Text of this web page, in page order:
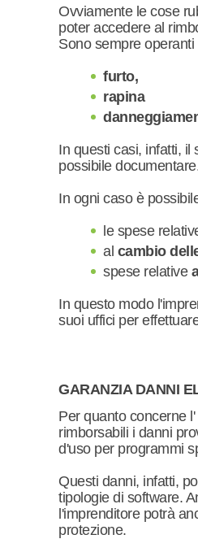
Ovviamente le cose
poter accedere al
Sono sempre operanti
furto,
rapina
In questi casi, infatti, il
possibile
In ogni caso è
le spese
al cambio
spese relative
In questo modo
suoi uffici per
GARANZIA DANNI
Per quanto concerne l'
rimborsabili i danni
d'uso per programmi
Questi danni, infatti,
tipologie di software.
l'imprenditore potrà
protezione.